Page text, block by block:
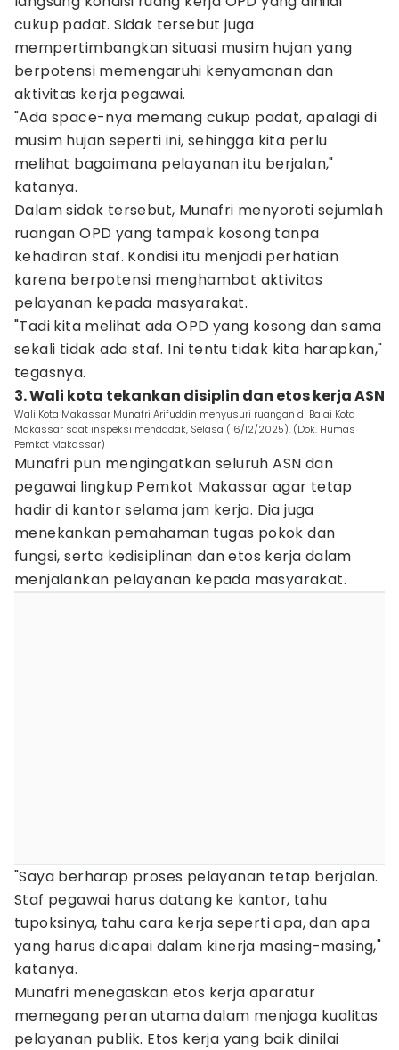
cukup padat. Sidak tersebut juga
mempertimbangkan situasi musim hujan yang
berpotensi memengaruhi kenyamanan dan
aktivitas kerja pegawai.
"Ada space-nya memang cukup padat, apalagi di
musim hujan seperti ini, sehingga kita perlu
melihat bagaimana pelayanan itu berjalan,"
katanya.
Dalam sidak tersebut, Munafri menyoroti sejumlah
ruangan OPD yang tampak kosong tanpa
kehadiran staf. Kondisi itu menjadi perhatian
karena berpotensi menghambat aktivitas
pelayanan kepada masyarakat.
"Tadi kita melihat ada OPD yang kosong dan sama
sekali tidak ada staf. Ini tentu tidak kita harapkan,"
tegasnya.
3. Wali kota tekankan disiplin dan etos kerja ASN
Wali Kota Makassar Munafri Arifuddin menyusuri ruangan di Balai Kota
Makassar saat inspeksi mendadak, Selasa (16/12/2025). (Dok. Humas
Pemkot Makassar)
Munafri pun mengingatkan seluruh ASN dan
pegawai lingkup Pemkot Makassar agar tetap
hadir di kantor selama jam kerja. Dia juga
menekankan pemahaman tugas pokok dan
fungsi, serta kedisiplinan dan etos kerja dalam
menjalankan pelayanan kepada masyarakat.
"Saya berharap proses pelayanan tetap berjalan.
Staf pegawai harus datang ke kantor, tahu
tupoksinya, tahu cara kerja seperti apa, dan apa
yang harus dicapai dalam kinerja masing-masing,"
katanya.
Munafri menegaskan etos kerja aparatur
memegang peran utama dalam menjaga kualitas
pelayanan publik. Etos kerja yang baik dinilai